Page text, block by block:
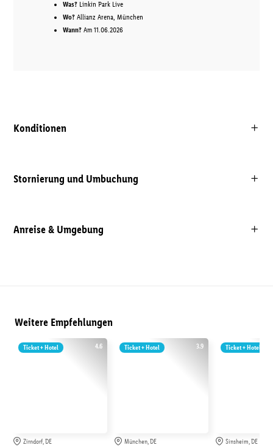
Was? Linkin Park Live
Wo? Allianz Arena, München
Wann? Am 11.06.2026
Konditionen
Stornierung und Umbuchung
Anreise & Umgebung
Weitere Empfehlungen
4.6
Ticket + Hotel
Zirndorf, DE
3.9
Ticket + Hotel
München, DE
Ticket + Hotel
Sinsheim, DE